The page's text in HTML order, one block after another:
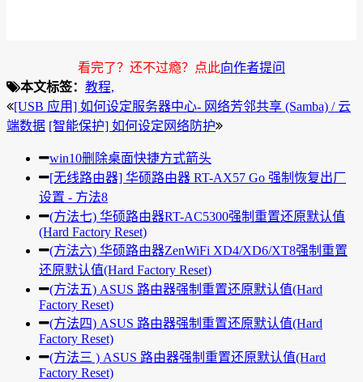
看完了？还不过瘾？点此向作者提问
本文标签： 教程,
[USB 应用] 如何设定服务器中心- 网络芳邻共享 (Samba) / 云
端数据 [智能保护] 如何设定网络防护
win10删除桌面快捷方式箭头
[无线路由器] 华硕路由器 RT-AX57 Go 强制恢复出厂
设置 - 方法8
(方法七) 华硕路由器RT-AC5300强制重置还原默认值
(Hard Factory Reset)
(方法六) 华硕路由器ZenWiFi XD4/XD6/XT8强制重置
还原默认值(Hard Factory Reset)
(方法五) ASUS 路由器强制重置还原默认值(Hard
Factory Reset)
(方法四) ASUS 路由器强制重置还原默认值(Hard
Factory Reset)
(方法三 ) ASUS 路由器强制重置还原默认值(Hard
Factory Reset)